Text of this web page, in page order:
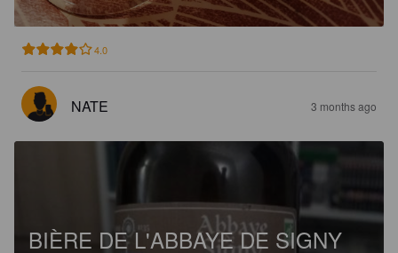
4.0
NATE 3 months ago
BIÈRE DE L'ABBAYE DE SIGNY